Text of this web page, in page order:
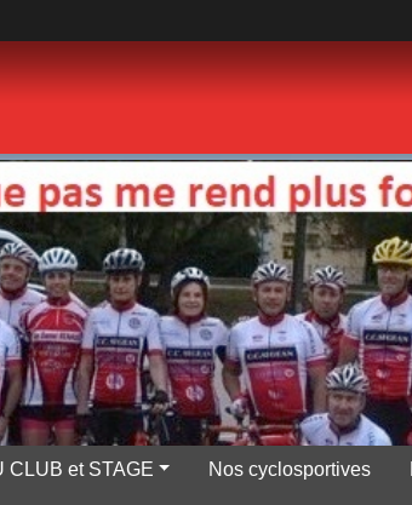
CLUB et STAGE Nos cyclosportives